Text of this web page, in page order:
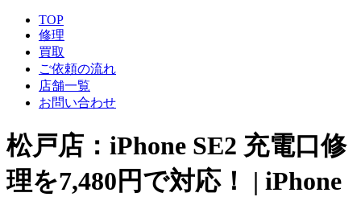
TOP
修理
買取
ご依頼の流れ
店舗一覧
お問い合わせ
松戸店：iPhone SE2 充電口修
理を7,480円で対応！ | iPhone